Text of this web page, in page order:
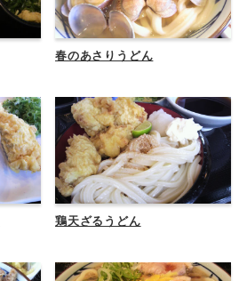
春のあさりうどん
鶏天ざるうどん